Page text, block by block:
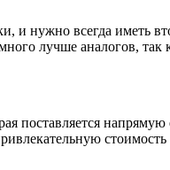
и нужно всегда иметь
лучше аналогов,
поставляется